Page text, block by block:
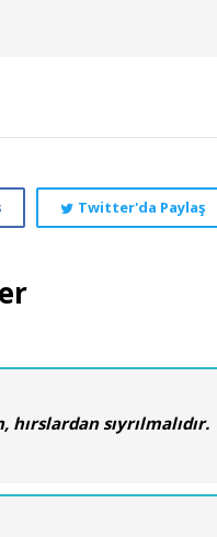
Twitter'da Paylaş
sıyrılmalıdır.